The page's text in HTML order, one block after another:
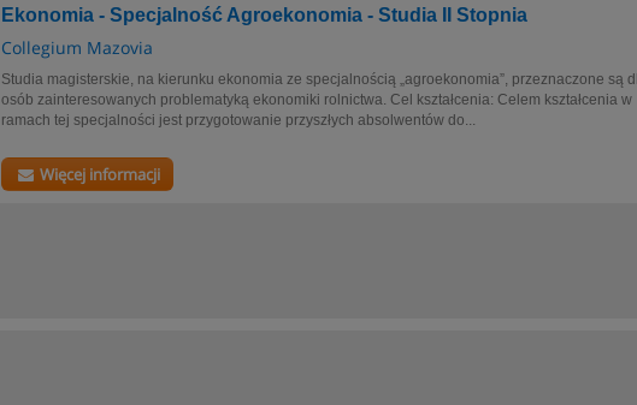
Ekonomia - Specjalność Agroekonomia - Studia II Stopnia
Collegium Mazovia
Studia magisterskie, na kierunku ekonomia ze specjalnością „agroekonomia”, przeznaczone są
osób zainteresowanych problematyką ekonomiki rolnictwa. Cel kształcenia: Celem kształcenia w
ramach tej specjalności jest przygotowanie przyszłych absolwentów do...
Więcej informacji